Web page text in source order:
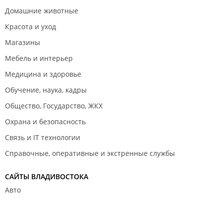
Домашние животные
Красота и уход
Магазины
Мебель и интерьер
Медицина и здоровье
Обучение, наука, кадры
Общество, Государство, ЖКХ
Охрана и безопасность
Связь и IT технологии
Справочные, оперативные и экстренные службы
САЙТЫ ВЛАДИВОСТОКА
Авто